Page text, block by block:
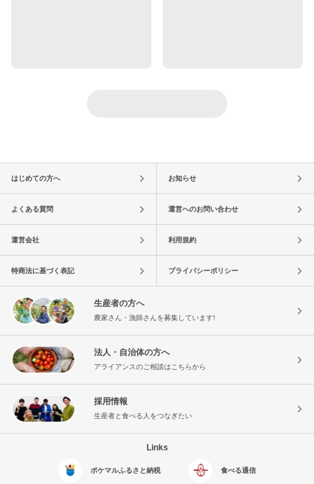
はじめての方へ お知らせ
よくある質問 運営へのお問い合わせ
運営会社 利用規約
特商法に基づく表記 プライバシーポリシー
生産者の方へ
農家さん・漁師さんを募集しています!
法人・自治体の方へ
アライアンスのご相談はこちらから
採用情報
生産者と食べる人をつなぎたい
Links
ポケマルふるさと納税 食べる通信